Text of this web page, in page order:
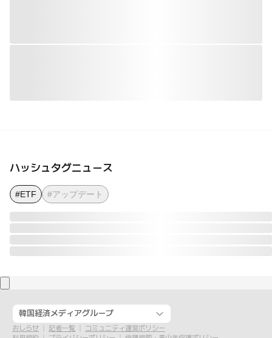
ハッシュタグニュース
#ETF #アップデート
韓国経済メディアグループ
おしらせ 記者一覧
コミュニティ運営ポリシー